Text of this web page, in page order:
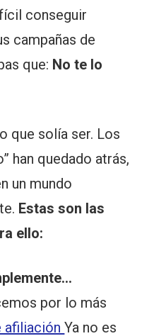
conseguir
campañas de
que: No te lo
que solía ser. Los
han quedado atrás,
un mundo
Estas son las
ello:
por lo más
afiliaciónYa no es